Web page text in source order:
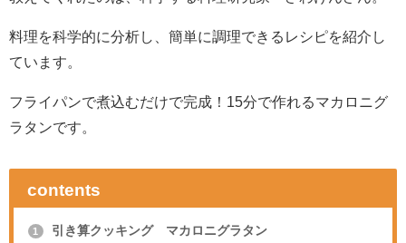
料理を科学的に分析し、簡単に調理できるレシピを紹介し
ています。
フライパンで煮込むだけで完成！15分で作れるマカロニグ
ラタンです。
contents
1 引き算クッキング マカロニグラタン